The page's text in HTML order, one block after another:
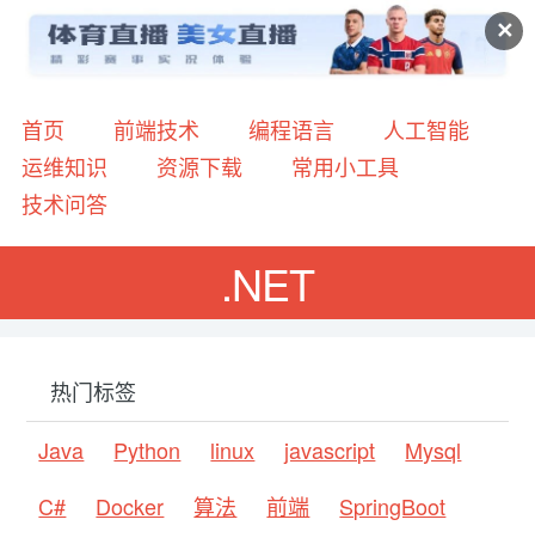
✕
首页 前端技术 编程语言
人工智能
运维知识
资源下载
常用小工具
技术问答
.NET
热门标签
Java
Python linux javascript
Mysql
C#
Docker 算法 前端
SpringBoot